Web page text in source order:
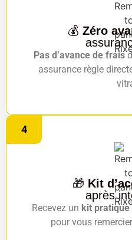
💰 Zéro
Pas d’avance de frais
assurance règle
4
🎁 Kit
après
Recevez un kit
pour vous